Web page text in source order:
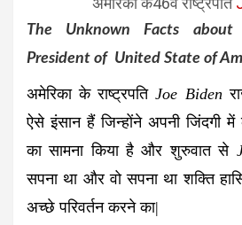
The Unknown Facts
President of United State of
अमेरिका के राष्ट्रपतिJoe Biden
ऐसे इंसान हैं जिन्होंने अपनी जिंदगी में
का सामना किया है और शुरुवात से
सपना था और वो सपना था शक्ति
अच्छे परिवर्तन करने का|